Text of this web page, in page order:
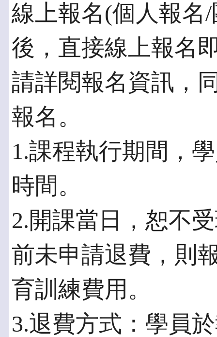
線上報名(個人報名
後，直接線上報名
請詳閱報名資訊，
報名。
1.課程執行期間，
時間。
2.開課當日，恕不
前未申請退費，則
育訓練費用。
3.退費方式：學員